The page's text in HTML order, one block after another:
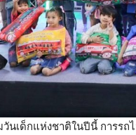
นเด็กแห่งชาติในปีนี้ การรถ